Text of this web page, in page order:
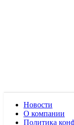
Новости
О компании
Политика